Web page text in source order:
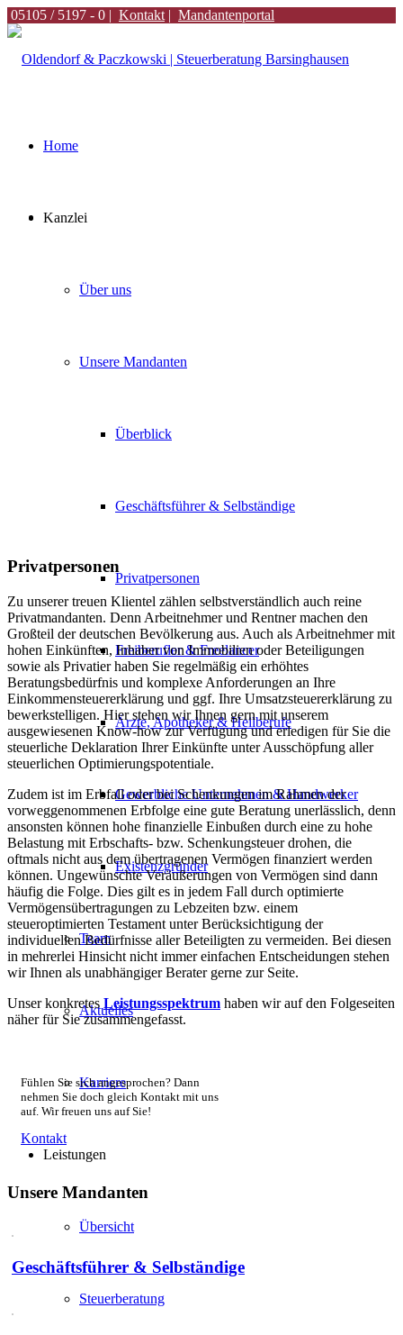
05105 / 5197 - 0 | Kontakt | Mandantenportal
Home
Kanzlei
Über uns
Unsere Mandanten
Überblick
Geschäftsführer & Selbständige
Privatpersonen
Freiberufler & Freelancer
Ärzte, Apotheker & Heilberufe
Gewerbliche Unternehmen & Handwerker
Existenzgründer
Team
Aktuelles
Karriere
Leistungen
Übersicht
Steuerberatung
Privatpersonen
Zu unserer treuen Klientel zählen selbstverständlich auch reine
Privatmandanten. Denn Arbeitnehmer und Rentner machen den
Großteil der deutschen Bevölkerung aus. Auch als Arbeitnehmer mit
hohen Einkünften, Inhaber von Immobilien oder Beteiligungen
sowie als Privatier haben Sie regelmäßig ein erhöhtes
Beratungsbedürfnis und komplexe Anforderungen an Ihre
Einkommensteuererklärung und ggf. Ihre Umsatzsteuererklärung zu
bewerkstelligen. Hier stehen wir Ihnen gern mit unserem
ausgewiesenen Know-how zur Verfügung und erledigen für Sie die
steuerliche Deklaration Ihrer Einkünfte unter Ausschöpfung aller
steuerlichen Optimierungspotentiale.
Zudem ist im Erbfall oder bei Schenkungen im Rahmen der
vorweggenommenen Erbfolge eine gute Beratung unerlässlich, denn
ansonsten können hohe finanzielle Einbußen durch eine zu hohe
Belastung mit Erbschafts- bzw. Schenkungsteuer drohen, die
oftmals nicht aus dem übertragenen Vermögen finanziert werden
können. Ungewünschte Veräußerungen von Vermögen sind dann
häufig die Folge. Dies gilt es in jedem Fall durch optimierte
Vermögensübertragungen zu Lebzeiten bzw. einem
steueroptimierten Testament unter Berücksichtigung der
individuellen Bedürfnisse aller Beteiligten zu vermeiden. Bei diesen
in mehrerlei Hinsicht nicht immer einfachen Entscheidungen stehen
wir Ihnen als unabhängiger Berater gerne zur Seite.
Unser konkretes Leistungsspektrum haben wir auf den Folgeseiten
näher für Sie zusammengefasst.
Fühlen Sie sich angesprochen? Dann
nehmen Sie doch gleich Kontakt mit uns
auf. Wir freuen uns auf Sie!
Kontakt
Unsere Mandanten
Geschäftsführer & Selbständige